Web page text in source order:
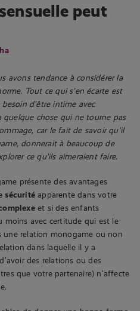
peut
avons tendance à considérer la
Tout ce qui s’en écarte est
d’être intime avec
quelque chose qui ne tourne pas
car le fait de savoir qu’il
donnerait à beaucoup de
ce qu’ils aimeraient faire.
présente des avantages
sécurité apparente dans votre
et si des enfants
moins avec certitude qui est le
une relation monogame ou non
dans laquelle il y a
des relations ou des
que votre partenaire) n’affecte